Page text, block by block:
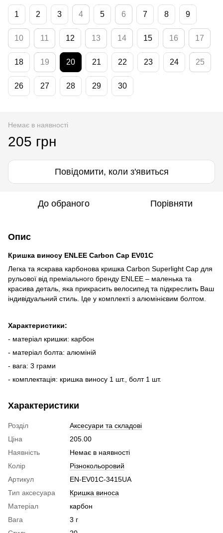
1 2 3 4 5 6 7 8 9
10 11 12 13 14 15 16 17
18 19 20 21 22 23 24 25
26 27 28 29 30
Немає в наявності
205 грн
Повідомити, коли з'явиться
До обраного Порівняти
Опис
Кришка виносу ENLEE Carbon Cap EV01C
Легка та яскрава карбонова кришка Carbon Superlight Cap для
рульової від преміального бренду ENLEE – маленька та
красива деталь, яка прикрасить велосипед та підкреслить Ваш
індивідуальний стиль. Іде у комплекті з алюмінієвим болтом.
Характеристики:
- матеріал кришки: карбон
- матеріал болта: алюміній
- вага: 3 грами
- комплектація: кришка виносу 1 шт., болт 1 шт.
Характеристики
Розділ
Аксесуари та складові
Ціна
205.00
Наявність
Немає в наявності
Колір
Різнокольоровий
Артикул
EN-EV01C-3415UA
Тип аксесуара
Кришка виноса
Матеріал
карбон
Вага
3 г